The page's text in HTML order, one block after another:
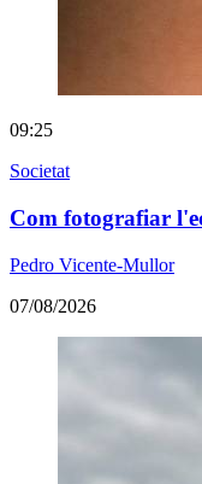
09:25
Societat
Com fotografiar
Pedro Vicente-Mullor
07/08/2026